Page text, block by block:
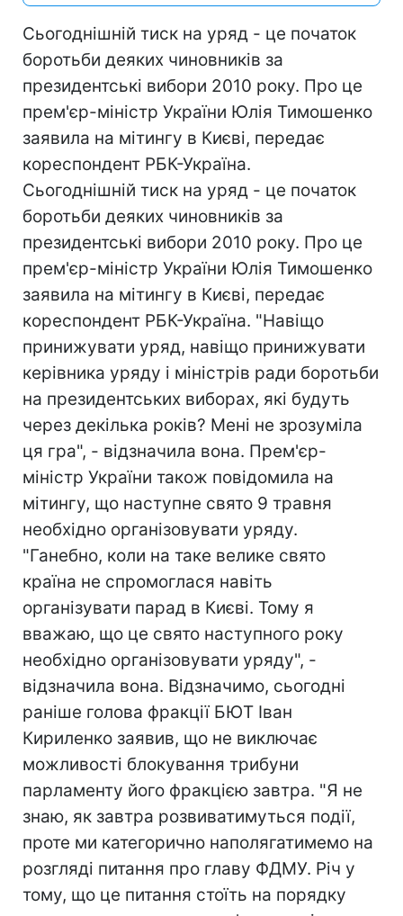
Сьогоднішній тиск на уряд - це початок
боротьби деяких чиновників за
президентські вибори 2010 року. Про це
прем'єр-міністр України Юлія Тимошенко
заявила на мітингу в Києві, передає
кореспондент РБК-Україна.
Сьогоднішній тиск на уряд - це початок
боротьби деяких чиновників за
президентські вибори 2010 року. Про це
прем'єр-міністр України Юлія Тимошенко
заявила на мітингу в Києві, передає
кореспондент РБК-Україна. "Навіщо
принижувати уряд, навіщо принижувати
керівника уряду і міністрів ради боротьби
на президентських виборах, які будуть
через декілька років? Мені не зрозуміла
ця гра", - відзначила вона. Прем'єр-
міністр України також повідомила на
мітингу, що наступне свято 9 травня
необхідно організовувати уряду.
"Ганебно, коли на таке велике свято
країна не спромоглася навіть
організувати парад в Києві. Тому я
вважаю, що це свято наступного року
необхідно організовувати уряду", -
відзначила вона. Відзначимо, сьогодні
раніше голова фракції БЮТ Іван
Кириленко заявив, що не виключає
можливості блокування трибуни
парламенту його фракцією завтра. "Я не
знаю, як завтра розвиватимуться події,
проте ми категорично наполягатимемо на
розгляді питання про главу ФДМУ. Річ у
тому, що це питання стоїть на порядку